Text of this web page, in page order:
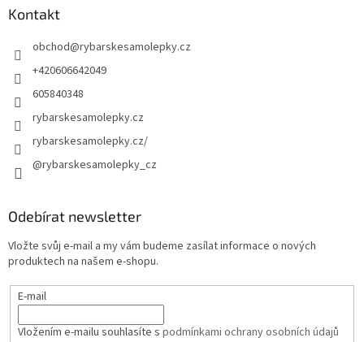
Kontakt
obchod@rybarskesamolepky.cz
+420606642049
605840348
rybarskesamolepky.cz
rybarskesamolepky.cz/
@rybarskesamolepky_cz
Odebírat newsletter
Vložte svůj e-mail a my vám budeme zasílat informace o nových
produktech na našem e-shopu.
E-mail
Vložením e-mailu souhlasíte s podmínkami ochrany osobních údajů